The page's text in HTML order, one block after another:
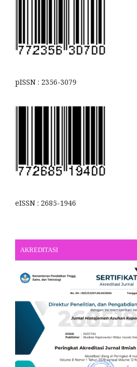
pISSN : 2356-3079
eISSN : 2685-1946
AKREDITASI